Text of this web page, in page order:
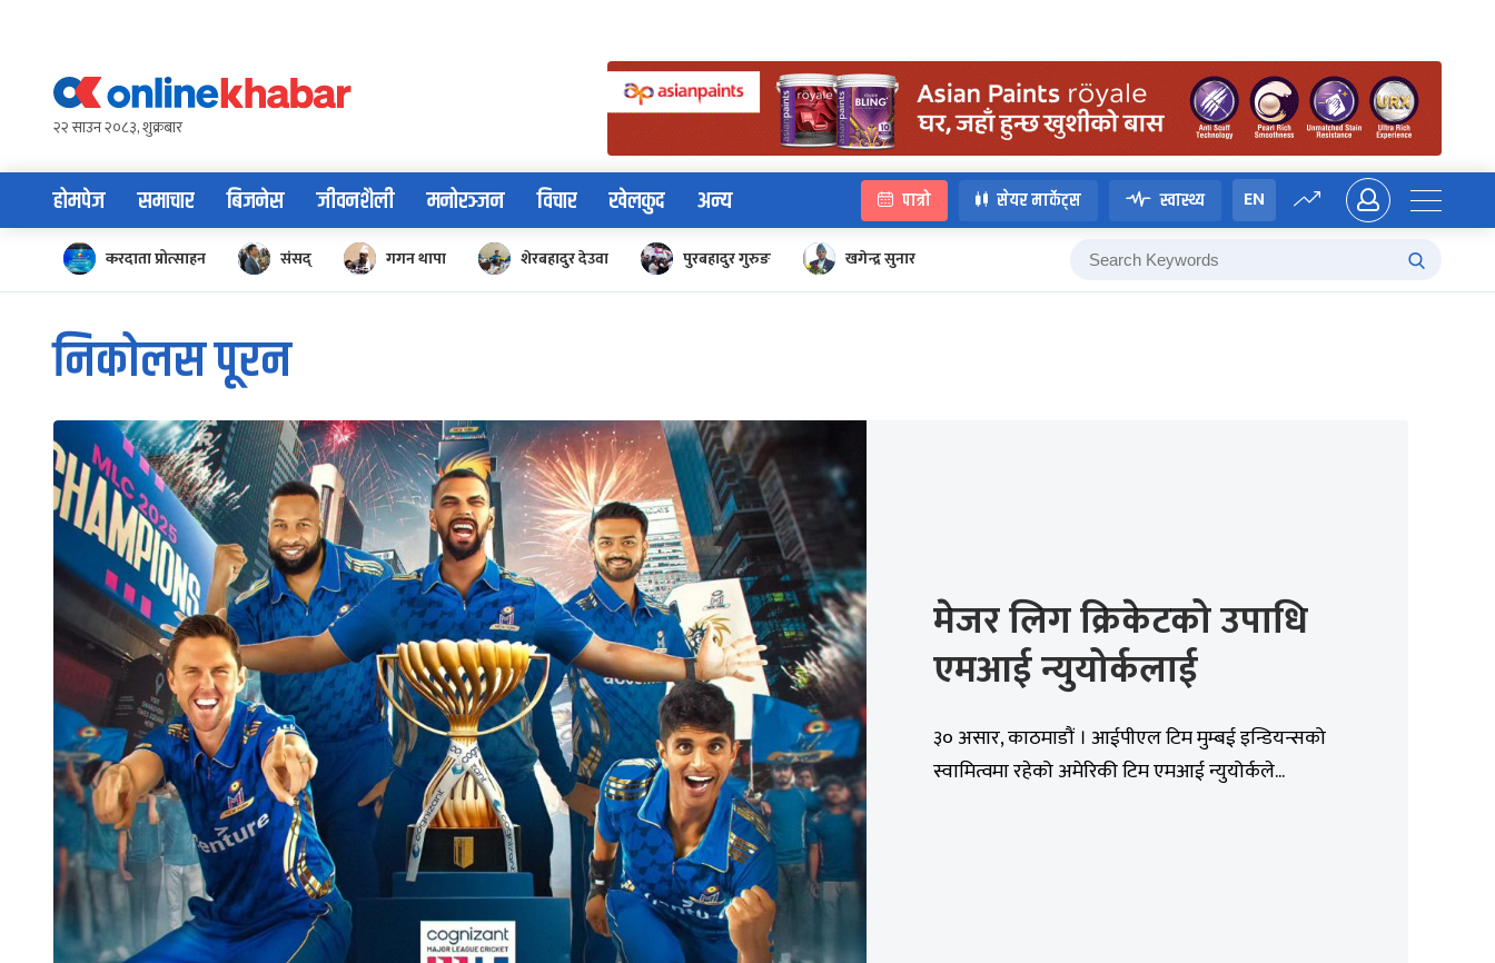
content२२ साउन २०८३, शुक्रबार
होमपेज समाचार बिजनेस जीवनशैली मनोरञ्जन विचार खेलकुद अन्य पात्रो सेयर मार्केट्स स्वास्थ्य EN
करदाता प्रोत्साहन संसद् गगन थापा शेरबहादुर देउवा पुरबहादुर गुरुङ खगेन्द्र सुनार
निकोलस पूरन
मेजर लिग क्रिकेटको उपाधि
एमआई न्युयोर्कलाई
३० असार, काठमाडौं । आईपीएल टिम मुम्बई इन्डियन्सको
स्वामित्वमा रहेको अमेरिकी टिम एमआई न्युयोर्कले...